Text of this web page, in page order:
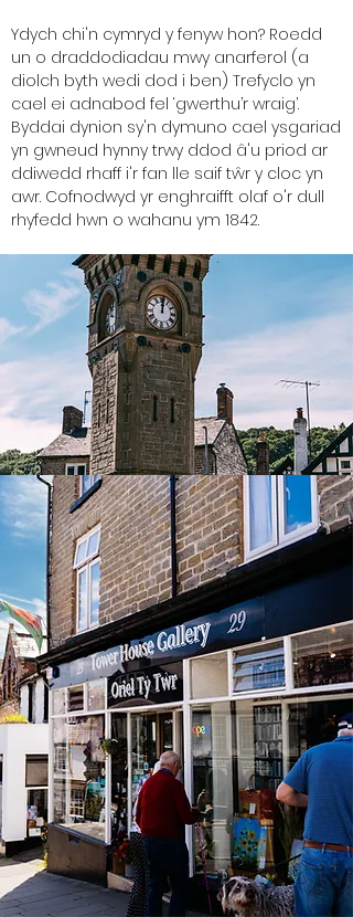
Ydych chi'n cymryd y fenyw hon? Roedd
un o draddodiadau mwy anarferol (a
diolch byth wedi dod i ben) Trefyclo yn
cael ei adnabod fel ‘gwerthu’r wraig’.
Byddai dynion sy'n dymuno cael ysgariad
yn gwneud hynny trwy ddod â'u priod ar
ddiwedd rhaff i'r fan lle saif tŵr y cloc yn
awr. Cofnodwyd yr enghraifft olaf o'r dull
rhyfedd hwn o wahanu ym 1842.